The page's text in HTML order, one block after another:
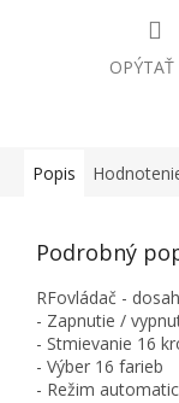
OPÝTAŤ
Popis
Podrobný
RFovládač -
- Zapnutie /
- Stmievanie 16
- Výber 16 farieb
- Režim